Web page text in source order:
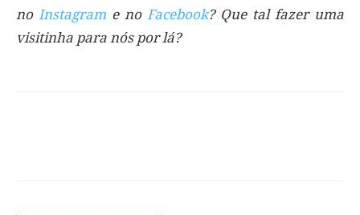
no Instagrame no Facebook? Que tal fazer uma
visitinha para nós por lá?